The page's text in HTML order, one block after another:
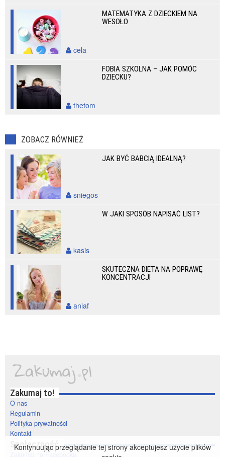
MATEMATYKA Z DZIECKIEM NA
WESOŁO
cela
FOBIA SZKOLNA – JAK POMÓC
DZIECKU?
thetom
ZOBACZ RÓWNIEŻ
JAK BYĆ BABCIĄ IDEALNĄ?
sniegos
W JAKI SPOSÓB NAPISAĆ LIST?
kasis
SKUTECZNA DIETA NA POPRAWĘ
KONCENTRACJI
aniaf
Zakumaj to!
O nas
Regulamin
Polityka prywatności
Kontakt
Społeczność
Zakumaj na Facebooku
Kontynuując przeglądanie tej strony akceptujesz użycie plików